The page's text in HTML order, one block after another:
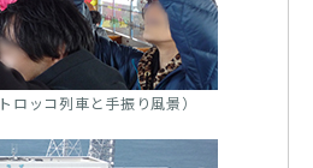
ロッコ列車と手振り風景）